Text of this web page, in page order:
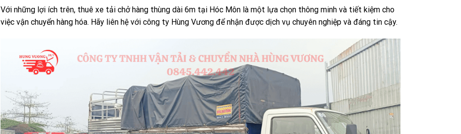
Với những lợi ích trên, thuê xe tải chở hàng thùng dài 6m tại Hóc Môn là một lựa chọn thông minh và tiết kiệm cho
việc vận chuyển hàng hóa. Hãy liên hệ với công ty Hùng Vương để nhận được dịch vụ chuyên nghiệp và đáng tin cậy.